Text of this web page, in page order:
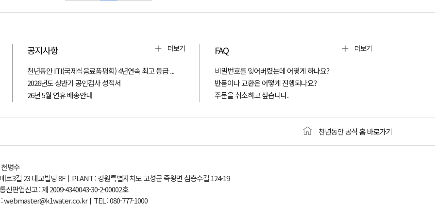
공지사항 더보기
천년동안 ITI(국제식음료품평회) 4년연속 최고 등급 ...
2026년도 상반기 공인검사 성적서
26년 5월 연휴 배송안내
FAQ 더보기
비밀번호를 잊어버렸는데 어떻게 하나요?
반품이나 교환은 어떻게 진행되나요?
주문을 취소하고 싶습니다.
천년동안 공식 홈 바로가기
병수
로3길 23 대교빌딩 8F
PLANT : 강원특별자치도 고성군 죽왕면 심층수길 124-19
통신판업신고 : 제 2009-4340043-30-2-00002호
: webmaster@k1water.co.kr
TEL : 080-777-1000